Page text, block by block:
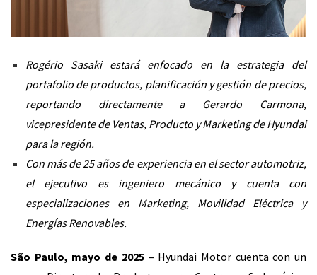
Rogério Sasaki estará enfocado en la estrategia del
portafolio de productos, planificación y gestión de precios,
reportando directamente a Gerardo Carmona,
vicepresidente de Ventas, Producto y Marketing de Hyundai
para la región.
Con más de 25 años de experiencia en el sector automotriz,
el ejecutivo es ingeniero mecánico y cuenta con
especializaciones en Marketing, Movilidad Eléctrica y
Energías Renovables.
São Paulo, mayo de 2025– Hyundai Motor cuenta con un